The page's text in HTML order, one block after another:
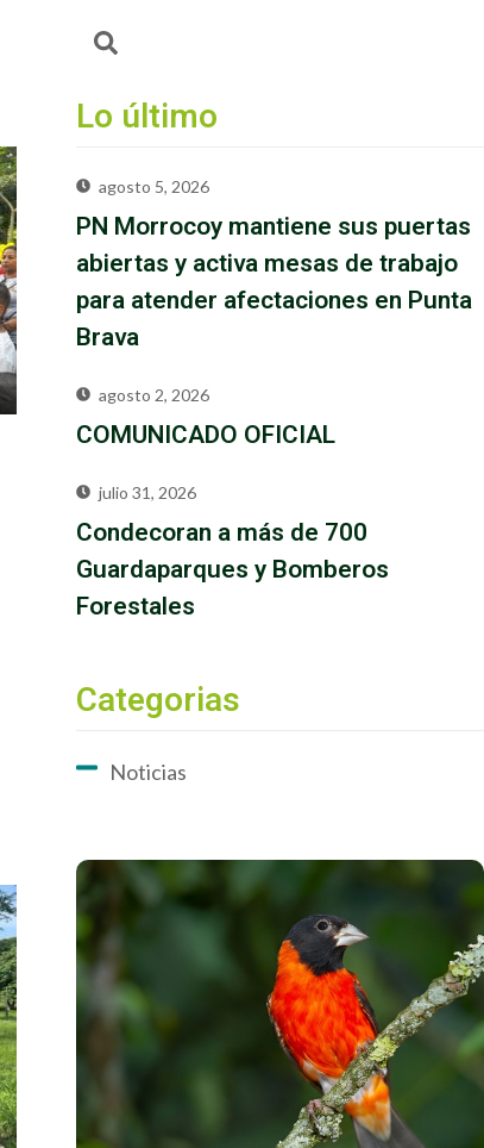
Lo último
agosto 5, 2026
PN Morrocoy mantiene sus puertas
abiertas y activa mesas de trabajo
para atender afectaciones en Punta
Brava
agosto 2, 2026
COMUNICADO OFICIAL
julio 31, 2026
Condecoran a más de 700
Guardaparques y Bomberos
Forestales
Categorias
Noticias
.